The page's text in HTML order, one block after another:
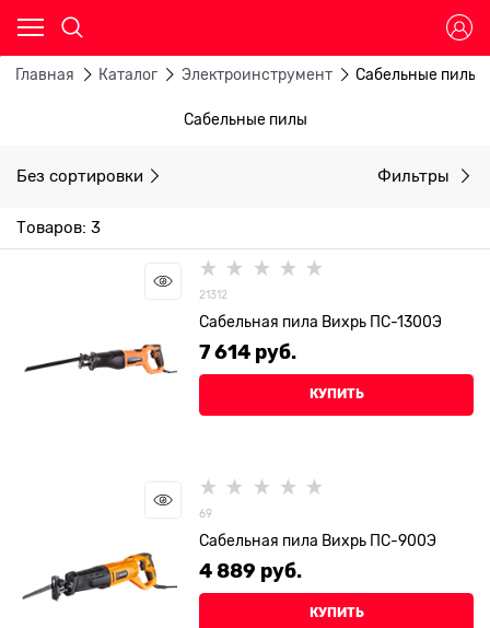
Главная Каталог Электроинструмент Сабельные пилы
Сабельные пилы
Без сортировки Фильтры
Товаров: 3
21312
Сабельная пила Вихрь ПС-1300Э
7 614 руб.
КУПИТЬ
69
Сабельная пила Вихрь ПС-900Э
4 889 руб.
КУПИТЬ